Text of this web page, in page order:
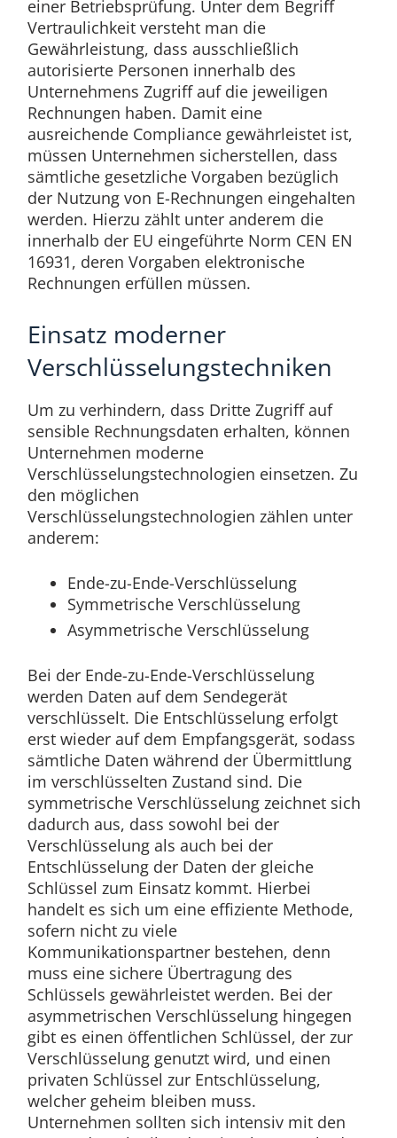
einer Betriebsprüfung. Unter dem Begriff
Vertraulichkeit versteht man die
Gewährleistung, dass ausschließlich
autorisierte Personen innerhalb des
Unternehmens Zugriff auf die jeweiligen
Rechnungen haben. Damit eine
ausreichende Compliance gewährleistet ist,
müssen Unternehmen sicherstellen, dass
sämtliche gesetzliche Vorgaben bezüglich
der Nutzung von E-Rechnungen eingehalten
werden. Hierzu zählt unter anderem die
innerhalb der EU eingeführte Norm CEN EN
16931, deren Vorgaben elektronische
Rechnungen erfüllen müssen.
Einsatz moderner
Verschlüsselungstechniken
Um zu verhindern, dass Dritte Zugriff auf
sensible Rechnungsdaten erhalten, können
Unternehmen moderne
Verschlüsselungstechnologien einsetzen. Zu
den möglichen
Verschlüsselungstechnologien zählen unter
anderem:
Ende-zu-Ende-Verschlüsselung
Symmetrische Verschlüsselung
Asymmetrische Verschlüsselung
Bei der Ende-zu-Ende-Verschlüsselung
werden Daten auf dem Sendegerät
verschlüsselt. Die Entschlüsselung erfolgt
erst wieder auf dem Empfangsgerät, sodass
sämtliche Daten während der Übermittlung
im verschlüsselten Zustand sind. Die
symmetrische Verschlüsselung zeichnet sich
dadurch aus, dass sowohl bei der
Verschlüsselung als auch bei der
Entschlüsselung der Daten der gleiche
Schlüssel zum Einsatz kommt. Hierbei
handelt es sich um eine effiziente Methode,
sofern nicht zu viele
Kommunikationspartner bestehen, denn
muss eine sichere Übertragung des
Schlüssels gewährleistet werden. Bei der
asymmetrischen Verschlüsselung hingegen
gibt es einen öffentlichen Schlüssel, der zur
Verschlüsselung genutzt wird, und einen
privaten Schlüssel zur Entschlüsselung,
welcher geheim bleiben muss.
Unternehmen sollten sich intensiv mit den